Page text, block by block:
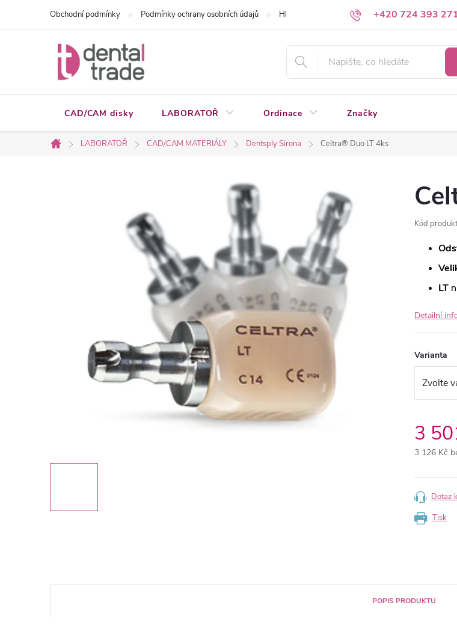
+420 724 393
Obchodní podmínky Podmínky ochrany osobních údajů Hledáte a nenacházíte? Napište nám
CAD/CAM disky LABORATOŘ Ordinace Značky
Domů
LABORATOŘ CAD/CAM MATERIÁLY Dentsply Sirona Celtra® Duo LT 4ks
Kód
LT
Detailní
Varianta
3
3 126 Kč
cena:
Tisk
Dotaz
POPIS PRODUKTU